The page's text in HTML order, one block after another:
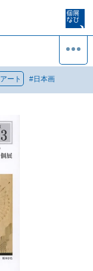
アート #日本画